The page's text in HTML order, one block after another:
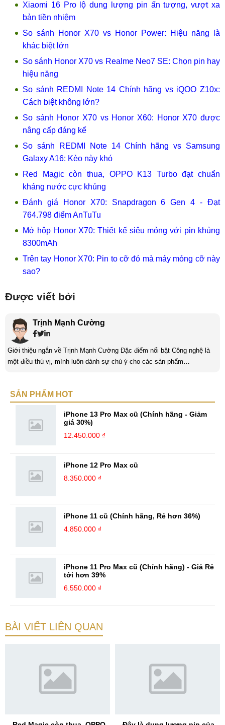
Xiaomi 16 Pro lộ dung lượng pin ấn tượng, vượt xa
bản tiền nhiệm
So sánh Honor X70 vs Honor Power: Hiệu năng là
khác biệt lớn
So sánh Honor X70 vs Realme Neo7 SE: Chọn pin hay
hiệu năng
So sánh REDMI Note 14 Chính hãng vs iQOO Z10x:
Cách biệt không lớn?
So sánh Honor X70 vs Honor X60: Honor X70 được
nâng cấp đáng kể
So sánh REDMI Note 14 Chính hãng vs Samsung
Galaxy A16: Kèo này khó
Red Magic còn thua, OPPO K13 Turbo đạt chuẩn
kháng nước cực khủng
Đánh giá Honor X70: Snapdragon 6 Gen 4 - Đạt
764.798 điểm AnTuTu
Mở hộp Honor X70: Thiết kế siêu mỏng với pin khủng
8300mAh
Trên tay Honor X70: Pin to cỡ đó mà máy mỏng cỡ này
sao?
Được viết bởi
Trịnh Mạnh Cường
Giới thiệu ngắn về Trịnh Mạnh Cường Đặc điểm nổi bật Công nghệ là
một điều thú vị, mình luôn dành sự chú ý cho các sản phẩm
hiểu biết mới mẻ và thú vị. Tinh thần tự giác và sự chuyên nghiệp là
SẢN PHẨM HOT
iPhone 13 Pro Max cũ (Chính hãng - Giảm
giá 30%)
12.450.000 ₫
iPhone 12 Pro Max cũ
8.350.000 ₫
iPhone 11 cũ (Chính hãng, Rẻ hơn 36%)
4.850.000 ₫
iPhone 11 Pro Max cũ (Chính hãng) - Giá Rẻ
tới hơn 39%
6.550.000 ₫
BÀI VIẾT LIÊN QUAN